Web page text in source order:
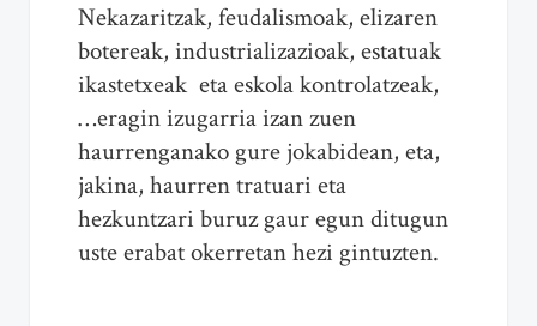
Nekazaritzak, feudalismoak, elizaren
botereak, industrializazioak, estatuak
ikastetxeak eta eskola kontrolatzeak,
…eragin izugarria izan zuen
haurrenganako gure jokabidean, eta,
jakina, haurren tratuari eta
hezkuntzari buruz gaur egun ditugun
uste erabat okerretan hezi gintuzten.